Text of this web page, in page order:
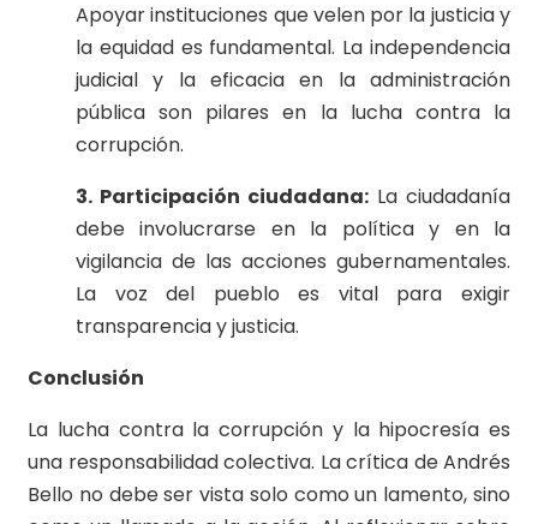
Apoyar instituciones que velen por la justicia y
la equidad es fundamental. La independencia
judicial y la eficacia en la administración
pública son pilares en la lucha contra la
corrupción.
3. Participación ciudadana: La ciudadanía
debe involucrarse en la política y en la
vigilancia de las acciones gubernamentales.
La voz del pueblo es vital para exigir
transparencia y justicia.
Conclusión
La lucha contra la corrupción y la hipocresía es
una responsabilidad colectiva. La crítica de Andrés
Bello no debe ser vista solo como un lamento, sino